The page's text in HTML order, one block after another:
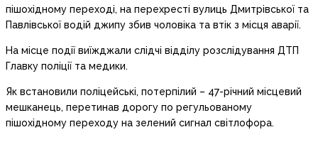
пішохідному переході, на перехресті вулиць Дмитрівської та
Павлівської водій джипу збив чоловіка та втік з місця аварії.
На місце події виїжджали слідчі відділу розслідування ДТП
Главку поліції та медики.
Як встановили поліцейські, потерпілий – 47-річний місцевий
мешканець, перетинав дорогу по регульованому
пішохідному переходу на зелений сигнал світлофора.